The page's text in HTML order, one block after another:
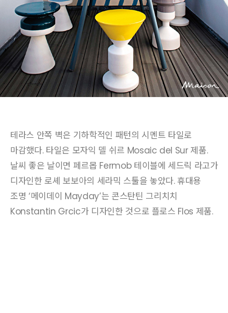
테라스 안쪽 벽은 기하학적인 패턴의 시멘트 타일로
마감했다. 타일은 모자익 델 쉬르 Mosaic del Sur 제품.
날씨 좋은 날이면 페르몹 Fermob 테이블에 세드릭 라고가
디자인한 로셰 보보아의 세라믹 스툴을 놓았다. 휴대용
조명 ‘메이데이 Mayday’는 콘스탄틴 그리치치
Konstantin Grcic가 디자인한 것으로 플로스 Flos 제품.